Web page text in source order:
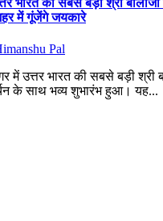
में गूंजेंगे जयकारे
Pal
उत्तर भारत की सबसे बड़ी श्री
के साथ भव्य शुभारंभ हुआ। यह...